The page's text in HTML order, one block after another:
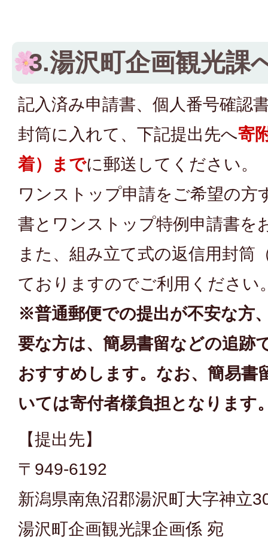
3.湯沢町企画観光課
記入済み申請書、個人番号確認
封筒に入れて、下記提出先へ寄
着）までに郵送してください。
ワンストップ申請をご希望の方
書とワンストップ特例申請書を
また、組み立て式の返信用封筒
ておりますのでご利用ください
※普通郵便での提出が不安な方
要な方は、簡易書留などの追跡
おすすめします。なお、簡易書
いては寄付者様負担となります
【提出先】
〒949-6192
新潟県南魚沼郡湯沢町大字神立
湯沢町企画観光課企画係 宛